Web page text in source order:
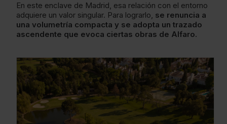
En este enclave de Madrid, esa relación con el entorno
adquiere un valor singular. Para lograrlo, se renuncia a
una volumetría compacta y se adopta un trazado
ascendente que evoca ciertas obras de Alfaro.